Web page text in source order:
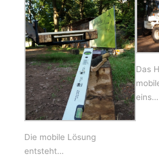
Die mobile Lösung
entsteht…
Das
eins…